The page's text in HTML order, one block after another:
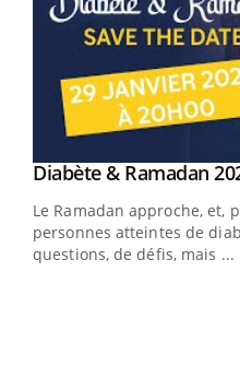
Youtube
Diabète & Ramadan
Le Ramadan approche, et,
personnes atteintes de
questions, de défis, mais ...
Youtube
Un « jumeau
Un établissement lié à un
matière de bilan de santé :